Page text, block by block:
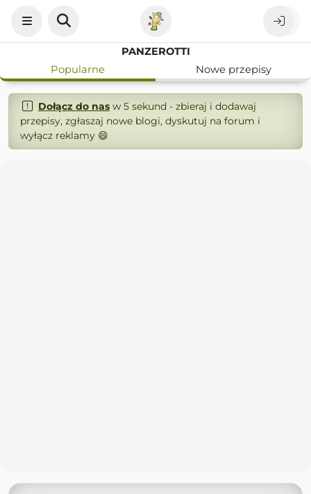
PANZEROTTI
Popularne
Nowe przepisy
Dołącz do nasw 5 sekund - zbieraj i dodawaj
przepisy, zgłaszaj nowe blogi, dyskutuj na forum i
wyłącz reklamy 😄